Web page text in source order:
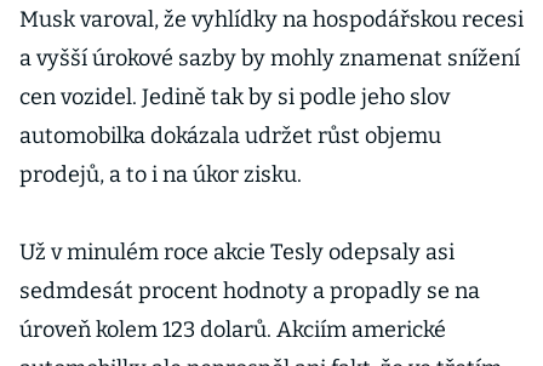
Musk varoval, že vyhlídky na hospodářskou recesi
a vyšší úrokové sazby by mohly znamenat snížení
cen vozidel. Jedině tak by si podle jeho slov
automobilka dokázala udržet růst objemu
prodejů, a to i na úkor zisku.
Už v minulém roce akcie Tesly odepsaly asi
sedmdesát procent hodnoty a propadly se na
úroveň kolem 123 dolarů. Akciím americké